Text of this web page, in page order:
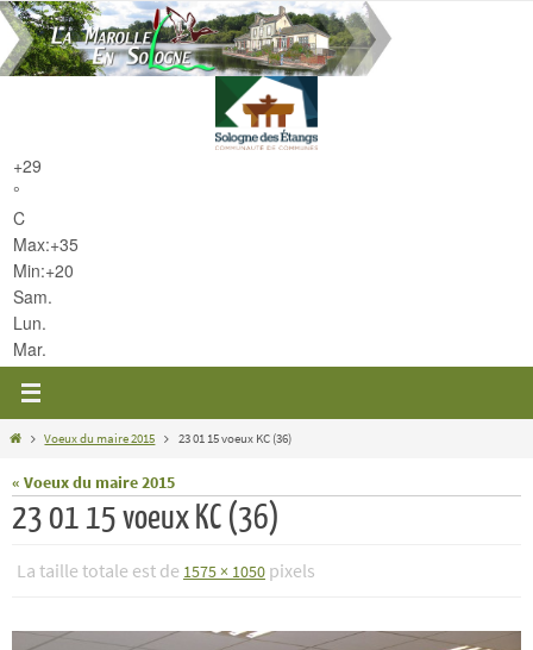
Passer
vers
le
+29
°
C
Max:+35
Min:+20
Sam.
Lun.
Mar.
HomeVoeux du maire 2015 23 01 15 voeux KC (36)
« Voeux du maire 2015
23 01 15 voeux KC (36)
La taille totale est de 1575 × 1050 pixels